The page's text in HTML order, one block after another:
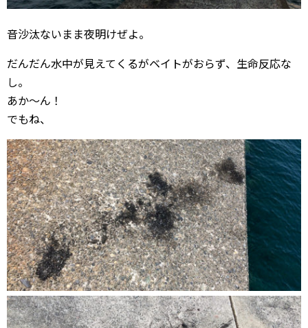
音沙汰ないまま夜明けぜよ。
だんだん水中が見えてくるがベイトがおらず、生命反応な
し。
あか〜ん！
でもね、